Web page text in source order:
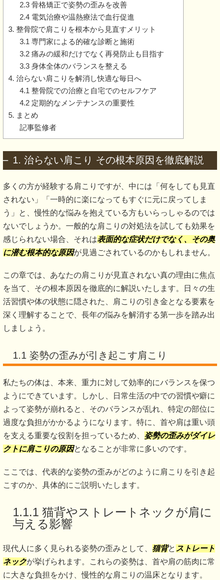
2.3 骨格矯正で姿勢の歪みを改善
2.4 電気治療や温熱療法で血行促進
3. 整骨院で肩こりを根本から見直すメリット
3.1 専門家による的確な診断と施術
3.2 痛みの緩和だけでなく再発防止も目指す
3.3 身体全体のバランスを整える
4. 治らない肩こりを解消し快適な毎日へ
4.1 整骨院での治療と自宅でのセルフケア
4.2 定期的なメンテナンスの重要性
5. まとめ
記事監修者
1. 治らない肩こり その根本原因を徹底解説
多くの方が経験する肩こりですが、中には「何をしても見直
されない」「一時的に楽になってもすぐに元に戻ってしま
う」と、慢性的な悩みを抱えている方もいらっしゃるのでは
ないでしょうか。一般的な肩こりの対処法を試しても効果を
感じられない場合、それは表面的な症状だけでなく、その奥
に潜む根本的な原因が見過ごされているのかもしれません。
この章では、あなたの肩こりが見直されない真の理由に焦点
を当て、その根本原因を徹底的に解説いたします。日々の生
活習慣や体の状態に隠された、肩こりの引き金となる要素を
深く理解することで、長年の悩みを解消する第一歩を踏み出
しましょう。
1.1 姿勢の歪みが引き起こす肩こり
私たちの体は、本来、重力に対して効率的にバランスを保つ
ようにできています。しかし、日常生活の中での習慣や癖に
よって姿勢が崩れると、そのバランスが乱れ、特定の部位に
過度な負担がかかるようになります。特に、首や肩は重い頭
を支える重要な役割を担っているため、 姿勢の歪みがダイレ
クトに肩こりの原因となることが非常に多いのです。
ここでは、代表的な姿勢の歪みがどのように肩こりを引き起
こすのか、具体的にご説明いたします。
1.1.1 猫背やストレートネックが肩に
与える影響
現代人に多く見られる姿勢の歪みとして、 猫背と ストレート
ネックが挙げられます。これらの姿勢は、首や肩の筋肉に常
に大きな負担をかけ、慢性的な肩こりの温床となります。